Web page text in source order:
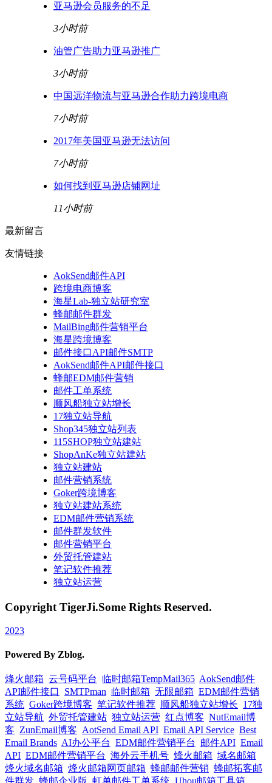
亚马逊会员服务的不足
3小时前
油管广告助力亚马逊推广
3小时前
中国远洋物流与亚马逊合作助力跨境电商
7小时前
2017年美国亚马逊无法访问
7小时前
如何找到亚马逊店铺网址
11小时前
最新留言
友情链接
AokSend邮件API
跨境电商博客
海星Lab-独立站研究室
蜂邮邮件群发
MailBing邮件营销平台
海星跨境博客
邮件接口API邮件SMTP
AokSend邮件API邮件接口
蜂邮EDM邮件营销
邮件工单系统
顺风船独立站增长
17独立站导航
Shop345独立站列表
115SHOP独立站建站
ShopAnKe独立站建站
独立站建站
邮件营销系统
Goker跨境博客
独立站建站系统
EDM邮件营销系统
邮件群发软件
邮件营销平台
外贸托管建站
笔记软件推荐
独立站运营
Copyright TigerJi.Some Rights Reserved.
2023
Powered By Zblog.
烽火邮箱 云号码平台 临时邮箱TempMail365 AokSend邮件
API邮件接口
SMTPman 临时邮箱 无限邮箱 EDM邮件营销
系统 Goker跨境博客 笔记软件推荐 顺风船独立站增长 17独
立站导航 外贸托管建站 独立站运营 红点博客 NutEmail博
客 ZunEmail博客 AotSend Email API Email API Service Best
Email Brands AI办公平台 EDM邮件营销平台 邮件API Email
API EDM邮件营销平台 海外云手机号 烽火邮箱 域名邮箱
烽火域名邮箱 烽火邮箱网页邮箱 蜂邮邮件营销 蜂邮拓客邮